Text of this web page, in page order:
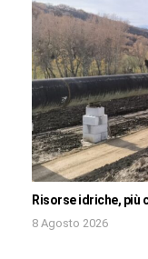
Risorse idriche, più
8 Agosto 2026